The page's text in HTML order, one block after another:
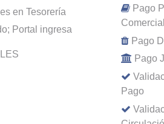
en Tesorería
Portal ingresa
Pago
Pago
Pago
Pago